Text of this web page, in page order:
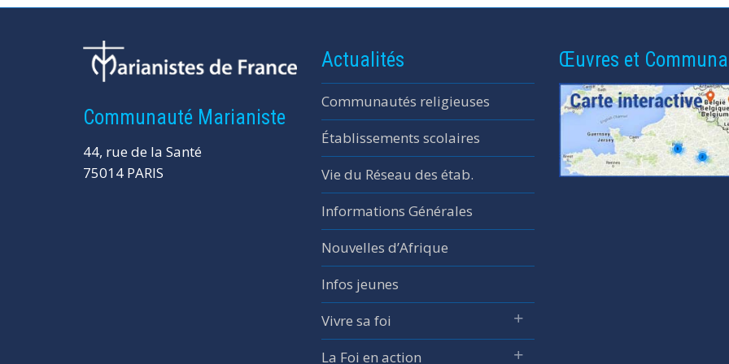
Communauté Marianiste
44, rue de la Santé
75014 PARIS
Actualités
Communautés religieuses
Établissements scolaires
Vie du Réseau des étab.
Informations Générales
Nouvelles d’Afrique
Infos jeunes
Vivre sa foi
La Foi en action
Œuvres et